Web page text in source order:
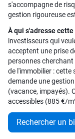
s'accompagne de
gestion rigoureuse
À qui s'adresse
investisseurs qui
acceptent une prise
personnes
de l'immobilier : cette
demande une
(vacance, impayés).
accessibles (885 €/
Rechercher un